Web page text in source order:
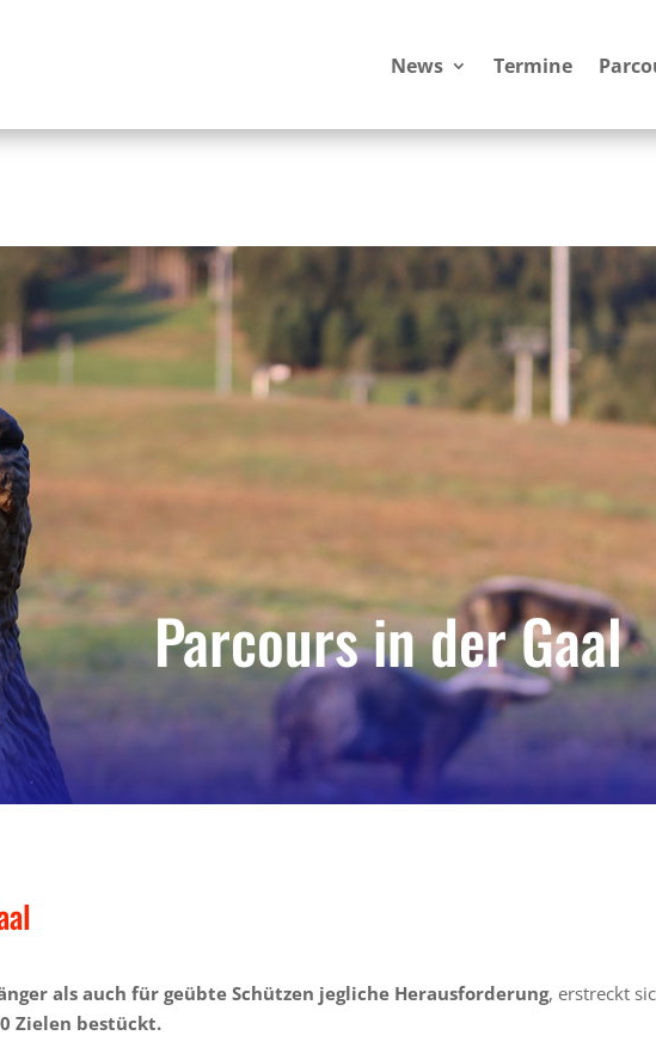
News Termine
Parcours in der Gaal
als auch für geübte Schützen jegliche Herausforderung, erstreckt
Zielen bestückt.